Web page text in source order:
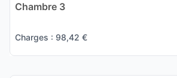
Chambre 3
Charges : 98,42 €